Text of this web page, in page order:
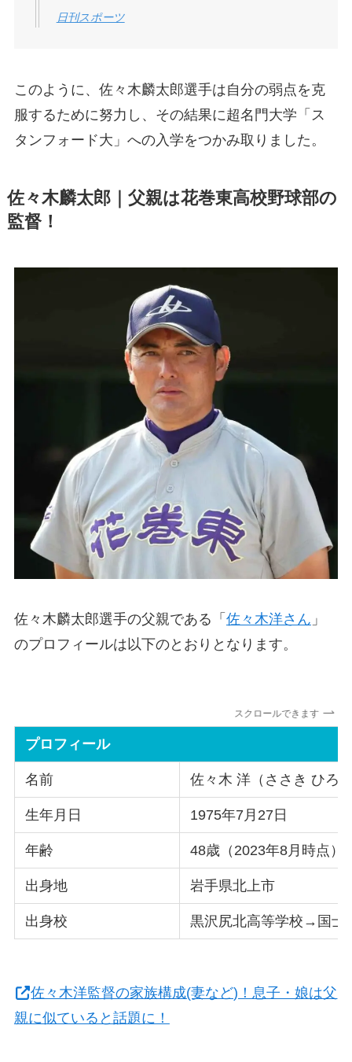
日刊スポーツ
このように、佐々木麟太郎選手は自分の弱点を克
服するために努力し、その結果に超名門大学「ス
タンフォード大」への入学をつかみ取りました。
佐々木麟太郎｜父親は花巻東高校野球部の
監督！
佐々木麟太郎選手の父親である「 佐々木洋さん 」
のプロフィールは以下のとおりとなります。
スクロールできます
プロフィール
名前 佐々木 洋（ささき ひろ
生年月日 1975年7月27日
年齢 48歳（2023年8月時点）
出身地 岩手県北上市
出身校 黒沢尻北高等学校→国士
佐々木洋監督の家族構成(妻など)！息子・娘は父
親に似ていると話題に！